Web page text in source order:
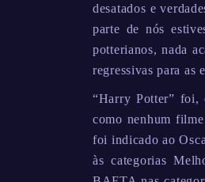
desatados e
parte de nós
potterianos, nada
regressivas para as
“Harry Potter” foi,
como nenhum
foi indicado ao
às categorias